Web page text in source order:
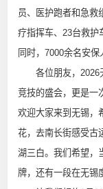
员、医护跑者和急救
疗指挥车、23台救护
同时，7000余名安
各位朋友，2026
竞技的盛会，更是一
欢迎大家来到无锡，
花，去南长街感受古
湖三白。我们希望，
牌，还有一段在无锡